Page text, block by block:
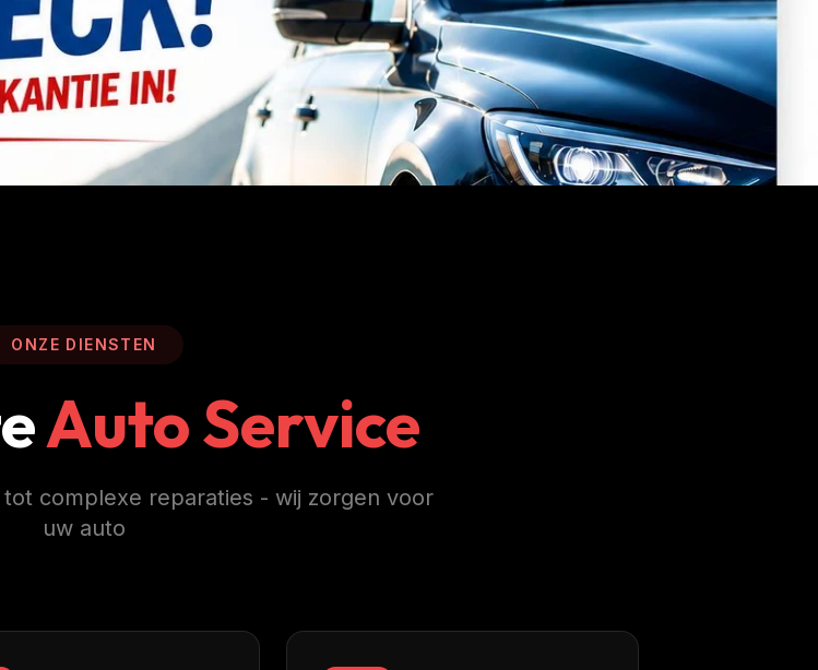
ONZE DIENSTEN
Auto Service
complexe reparaties - wij zorgen voor
uw auto